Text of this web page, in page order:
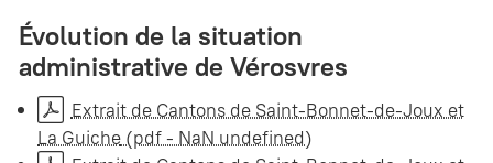
Évolution de la situation
administrative de Vérosvres
Extrait de Cantons de Saint-Bonnet-de-Joux et
La Guiche (pdf - NaN undefined)